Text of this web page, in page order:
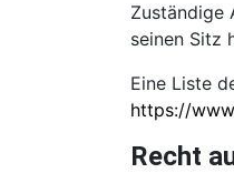
Zuständige
seinen Sitz
Eine Liste
https://
Recht